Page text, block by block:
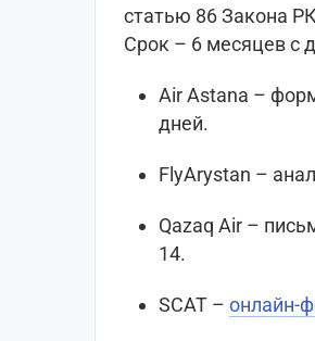
статью 86 Закона
Срок – 6 месяцев с
Air Astana –
дней.
FlyArystan –
Qazaq Air –
14.
SCAT – онлайн-